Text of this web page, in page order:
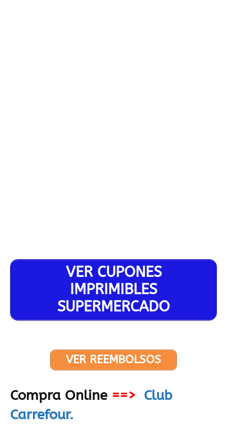
VER CUPONES
IMPRIMIBLES
SUPERMERCADO
VER REEMBOLSOS
Compra Online ==> Club
Carrefour.